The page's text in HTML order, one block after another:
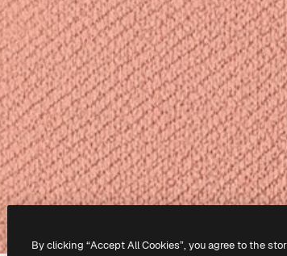
By clicking “Accept All Cookies”, you agree to the